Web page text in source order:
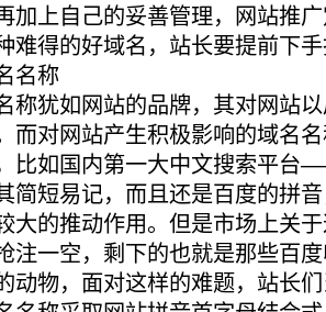
加上自己的妥善管理，网站推
难得的好域名，站长要提前下
称
犹如网站的品牌，其对网站以
而对网站产生积极影响的域名
比如国内第一大中文搜索平台
简短易记，而且还是百度的拼
大的推动作用。但是市场上关
注一空，剩下的也就是那些百
动物，面对这样的难题，站长